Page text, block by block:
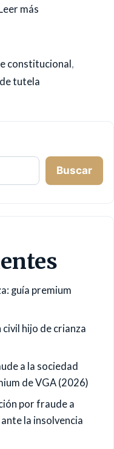
Leer más
constitucional ,
tutela
Buscar
guía premium
hijo de crianza
a la sociedad
de VGA (2026)
por fraude a
la insolvencia